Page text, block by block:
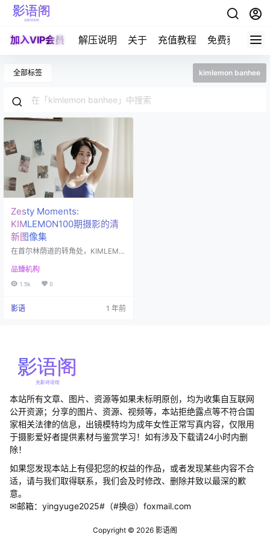
加入VIP会员 解压说明 关于 充值教程 免费获取积分
全部标签 kimlemon banhee
Zesty Moments:
KIMLEMON100期摄影的清
新图像集
在首尔林荫道的转角处，KIMLEMO
个来自韩国的摄影品牌，将东方美
学与北欧简约风巧妙融合，创造出
种克制的浪漫，诠释着新世代的审
的打光设备。每个场景都像是一首
充满张力的视觉诗，在冷暖之间寻
找…
品臻机构
1.5k 0
影语 1 年前
本站所有文章、图片、资源等如果未标明原创，均为收集自互联网
公开资源；分享的图片、资源、视频等，本站拒绝露点等不符合国
家相关法律的信息，出镜模特均为成年女性正常写真内容，仅限用
于摄影爱好者提供素材与鉴赏学习！如有涉及下载请24小时内删
除！
如果您发现本站上有侵犯您的权益的作品，或者发现某些内容不合
适，请与我们取得联系，我们会及时修改、删除并致以最深的歉
意。
✉邮箱：yingyuge2025#（#换@）foxmail.com
Copyright © 2026 影语阁